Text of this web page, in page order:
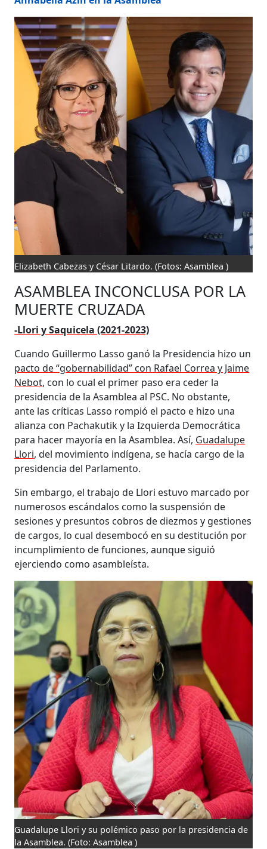
Elizabeth Cabezas y César Litardo. (Fotos: Asamblea )
ASAMBLEA INCONCLUSA POR LA
MUERTE CRUZADA
-Llori y Saquicela (2021-2023)
Cuando Guillermo Lasso ganó la Presidencia hizo un
pacto de “gobernabilidad” con Rafael Correa y Jaime
Nebot, con lo cual el primer paso era ceder la
presidencia de la Asamblea al PSC. No obstante,
ante las críticas Lasso rompió el pacto e hizo una
alianza con Pachakutik y la Izquierda Democrática
para hacer mayoría en la Asamblea. Así, Guadalupe
Llori, del movimiento indígena, se hacía cargo de la
presidencia del Parlamento.
Sin embargo, el trabajo de Llori estuvo marcado por
numerosos escándalos como la suspensión de
sesiones y presuntos cobros de diezmos y gestiones
de cargos, lo cual desembocó en su destitución por
incumplimiento de funciones, aunque siguió
ejerciendo como asambleísta.
Guadalupe Llori y su polémico paso por la presidencia de
la Asamblea. (Foto: Asamblea )